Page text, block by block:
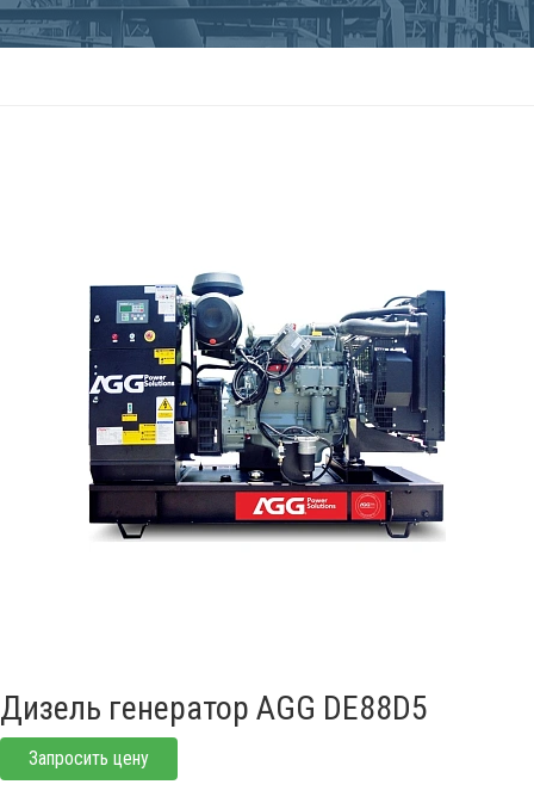
Дизель генератор AGG DE88D5
Запросить цену